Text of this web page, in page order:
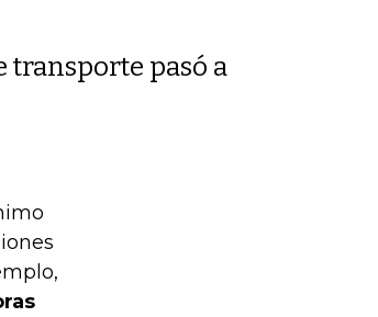
transporte pasó a